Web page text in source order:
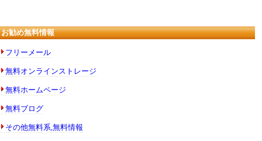
お勧め無料情報
フリーメール
無料オンラインストレージ
無料ホームページ
無料ブログ
その他無料系,無料情報